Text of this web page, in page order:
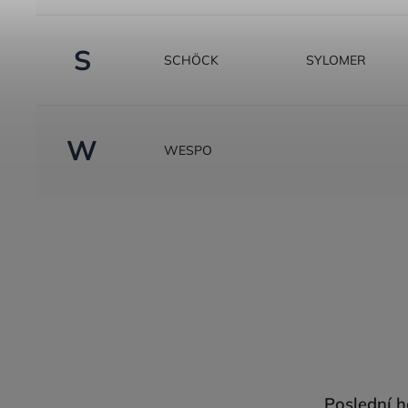
S SCHÖCK SYLOMER
W WESPO
Poslední